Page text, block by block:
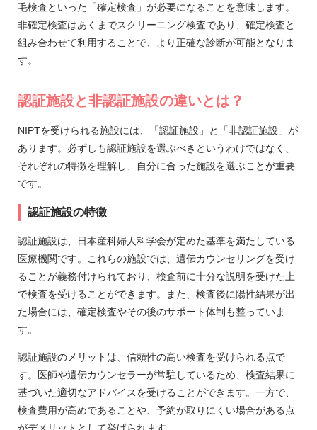
毛検査といった「確定検査」が必要になることを意味します。
非確定検査はあくまでスクリーニング検査であり、確定検査と
組み合わせて利用することで、より正確な診断が可能となりま
す。
認証施設と非認証施設の違いとは？
NIPTを受けられる施設には、「認証施設」と「非認証施設」が
あります。必ずしも認証施設を選ぶべきというわけではなく、
それぞれの特徴を理解し、自分に合った施設を選ぶことが重要
です。
認証施設の特徴
認証施設は、日本産科婦人科学会が定めた基準を満たしている
医療機関です。これらの施設では、遺伝カウンセリングを受け
ることが義務付けられており、検査前に十分な説明を受けた上
で検査を受けることができます。また、検査後に陽性結果が出
た場合には、確定検査やその後のサポート体制も整っていま
す。
認証施設のメリットは、信頼性の高い検査を受けられる点で
す。医師や遺伝カウンセラーが常駐しているため、検査結果に
基づいた適切なアドバイスを受けることができます。一方で、
検査費用が高めであることや、予約が取りにくい場合がある点
がデメリットとして挙げられます。